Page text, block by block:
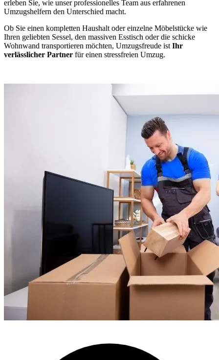
erleben Sie, wie unser professionelles Team aus erfahrenen
Umzugshelfern den Unterschied macht.
Ob Sie einen kompletten Haushalt oder einzelne Möbelstücke wie
Ihren geliebten Sessel, den massiven Esstisch oder die schicke
Wohnwand transportieren möchten, Umzugsfreude ist Ihr
verlässlicher Partner für einen stressfreien Umzug.